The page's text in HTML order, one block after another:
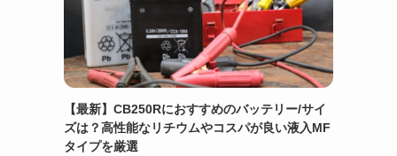
【最新】CB250Rにおすすめのバッテリー/サイ
ズは？高性能なリチウムやコスパが良い液入MF
タイプを厳選